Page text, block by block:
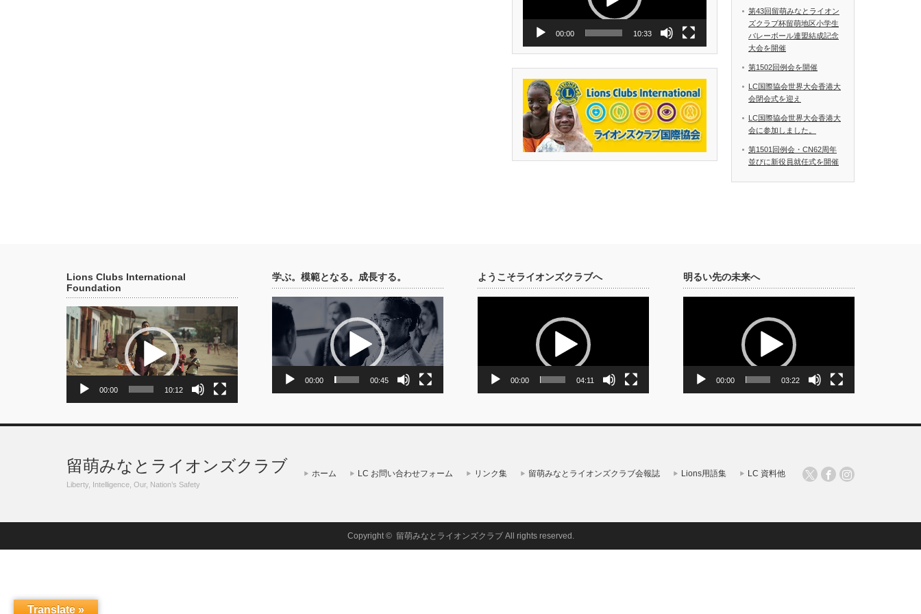
00:00 10:33
第43回留萌みなとライオン
ズクラブ杯留萌地区小学生
バレーボール連盟結成記念
大会を開催
第1502回例会を開催
LC国際協会世界大会香港大
会閉会式を迎え
LC国際協会世界大会香港大
会に参加しました。
第1501回例会・CN62周年
並びに新役員就任式を開催
Lions Clubs International
Foundation
動
画
プ
レ
ー
ヤ
ー
00:00 10:12
学ぶ。模範となる。成長する。
動
00:00 00:45
ようこそライオンズクラブへ
00:00 04:11
明るい先の未来へ
00:00 03:22
留萌みなとライオンズクラブ
Liberty, Intelligence, Our, Nation’s Safety
ホーム LC お問い合わせフォーム リンク集 留萌みなとライオンズクラブ会報誌 Lions用語集 LC 資料他
Copyright © 留萌みなとライオンズクラブAll rights reserved.
Translate »